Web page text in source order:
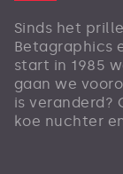
Sinds het
Betagraphics
start in 1985
gaan we
is veranderd?
koe nuchter